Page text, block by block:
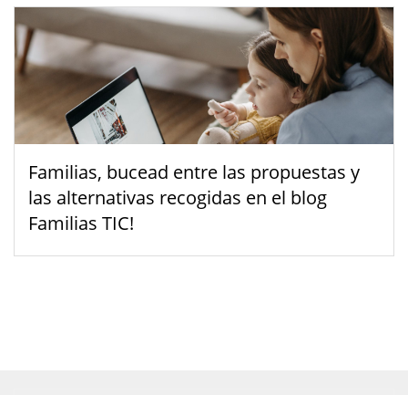
Familias, bucead entre las propuestas y
las alternativas recogidas en el blog
Familias TIC!